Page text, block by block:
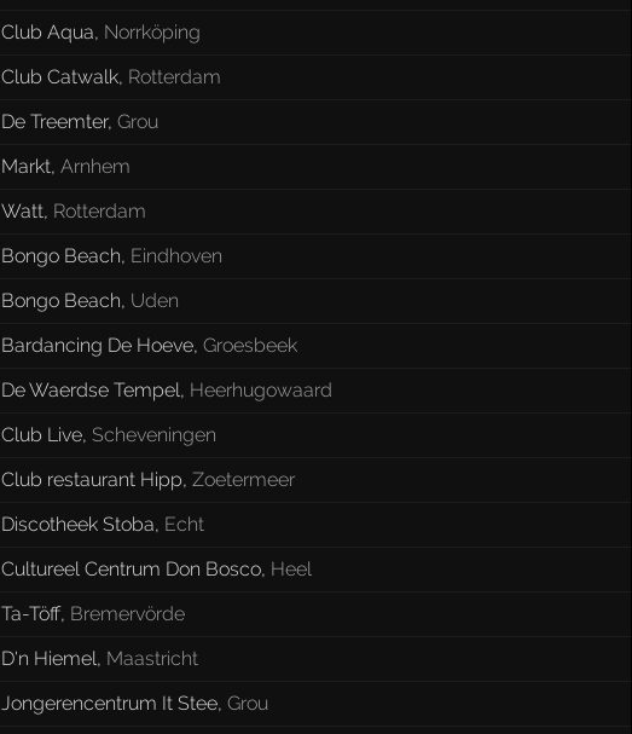
Club Aqua, Norrköping
Club Catwalk, Rotterdam
De Treemter, Grou
Markt, Arnhem
Watt, Rotterdam
Bongo Beach, Eindhoven
Bongo Beach, Uden
Bardancing De Hoeve, Groesbeek
De Waerdse Tempel, Heerhugowaard
Club Live, Scheveningen
Club restaurant Hipp, Zoetermeer
Discotheek Stoba, Echt
Cultureel Centrum Don Bosco, Heel
Ta-Töff, Bremervörde
D'n Hiemel, Maastricht
Jongerencentrum It Stee, Grou